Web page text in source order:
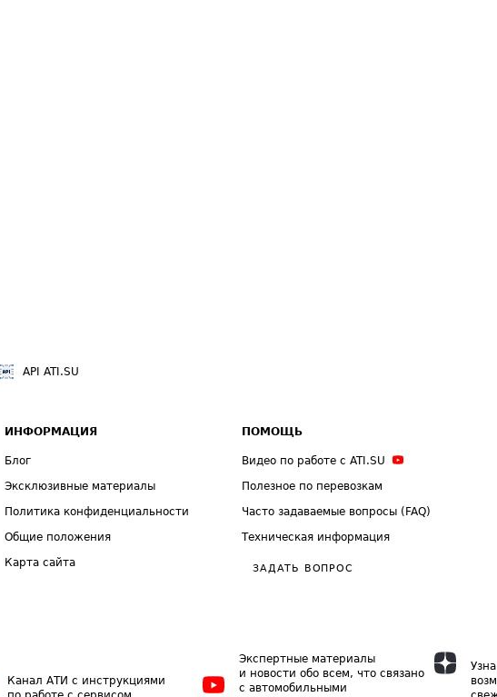
API ATI.SU
ИНФОРМАЦИЯ
Блог
Эксклюзивные материалы
Политика конфиденциальности
Общие положения
Карта сайта
ПОМОЩЬ
Видео по работе с ATI.SU
Полезное по перевозкам
Часто задаваемые вопросы (FAQ)
Техническая информация
ЗАДАТЬ ВОПРОС
Канал АТИ с инструкциями
Экспертные материалы
и новости обо всем, что связано
с автомобильными